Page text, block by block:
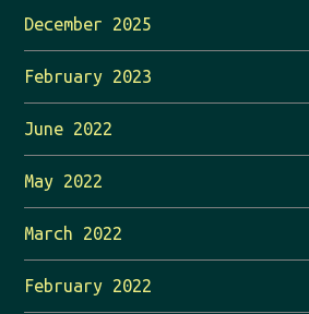
December 2025
February 2023
June 2022
May 2022
March 2022
February 2022